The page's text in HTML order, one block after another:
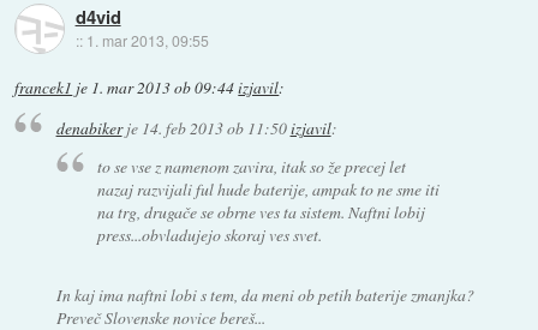
d4vid
:: 1. mar 2013, 09:55
francek1 je 1. mar 2013 ob 09:44izjavil:
denabikerje 14. feb 2013 ob 11:50izjavil:
to se vse z namenom zavira, itak so že precej let
nazaj razvijali ful hude baterije, ampak to ne sme iti
na trg, drugače se obrne ves ta sistem. Naftni lobij
press...obvladujejo skoraj ves svet.
In kaj ima naftni lobi s tem, da meni ob petih baterije zmanjka?
Preveč Slovenske novice bereš...